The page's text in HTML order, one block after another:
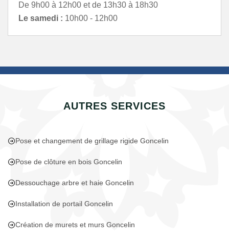
De 9h00 à 12h00 et de 13h30 à 18h30
Le samedi : 10h00 - 12h00
AUTRES SERVICES
Pose et changement de grillage rigide Goncelin
Pose de clôture en bois Goncelin
Dessouchage arbre et haie Goncelin
Installation de portail Goncelin
Création de murets et murs Goncelin